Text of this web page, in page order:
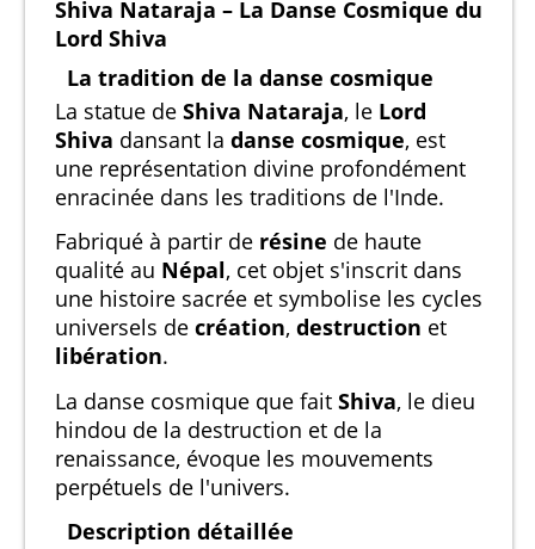
Shiva Nataraja – La Danse Cosmique du
Lord Shiva
La tradition de la danse cosmique
La statue de Shiva Nataraja, le Lord
Shiva dansant la danse cosmique, est
une représentation divine profondément
enracinée dans les traditions de l'Inde.
Fabriqué à partir de résine de haute
qualité au Népal, cet objet s'inscrit dans
une histoire sacrée et symbolise les cycles
universels de création, destruction et
libération.
La danse cosmique que fait Shiva, le dieu
hindou de la destruction et de la
renaissance, évoque les mouvements
perpétuels de l'univers.
Description détaillée